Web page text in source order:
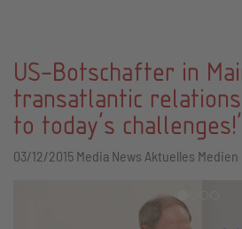
US-Botschafter in
transatlantic
to today's
03/12/2015 Media News Aktuelles Medien